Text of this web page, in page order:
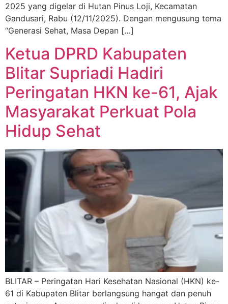
2025 yang digelar di Hutan Pinus Loji, Kecamatan
Gandusari, Rabu (12/11/2025). Dengan mengusung tema
“Generasi Sehat, Masa Depan […]
Ketua DPRD Kabupaten
Blitar Supriadi Hadiri
Peringatan HKN ke-61, Ajak
Masyarakat Perkuat Pola
Hidup Sehat
BLITAR – Peringatan Hari Kesehatan Nasional (HKN) ke-
61 di Kabupaten Blitar berlangsung hangat dan penuh